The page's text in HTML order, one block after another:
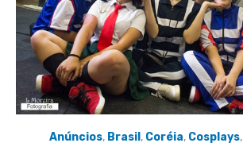
Anúncios, Brasil , Coréia, Cosplays,